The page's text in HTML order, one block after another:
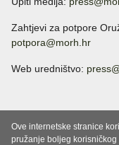
Zahtjevi za potpore
potpora@morh.hr
Web uredništvo:
Ove internetske stranice
pružanje boljeg